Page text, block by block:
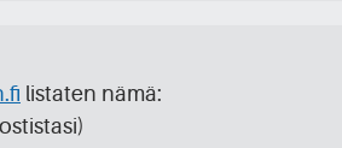
listaten nämä: